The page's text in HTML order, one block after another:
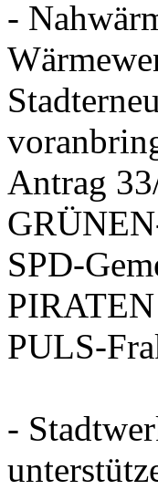
-
Antrag
SPD-
PULS-
-